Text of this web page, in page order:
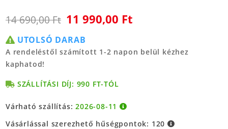
14 690,00 Ft 11 990,00 Ft
UTOLSÓ DARAB
A rendeléstől számított 1-2 napon belül kézhez
kaphatod!
SZÁLLÍTÁSI DÍJ: 990 FT-TÓL
Várható szállítás:2026-08-11
Vásárlással szerezhető hűségpontok: 120